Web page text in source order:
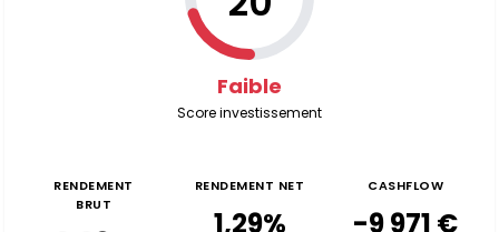
Faible
Score investissement
RENDEMENT
BRUT
RENDEMENT NET
1,29%
CASHFLOW
-9 971 €